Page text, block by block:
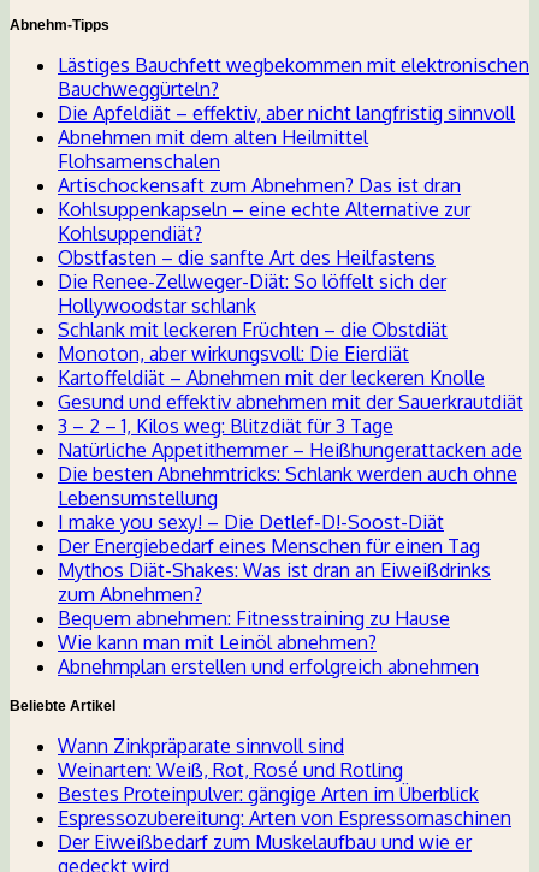
Abnehm-Tipps
Lästiges Bauchfett wegbekommen mit elektronischen
Bauchweggürteln?
Die Apfeldiät – effektiv, aber nicht langfristig sinnvoll
Abnehmen mit dem alten Heilmittel
Flohsamenschalen
Artischockensaft zum Abnehmen? Das ist dran
Kohlsuppenkapseln – eine echte Alternative zur
Kohlsuppendiät?
Obstfasten – die sanfte Art des Heilfastens
Die Renee-Zellweger-Diät: So löffelt sich der
Hollywoodstar schlank
Schlank mit leckeren Früchten – die Obstdiät
Monoton, aber wirkungsvoll: Die Eierdiät
Kartoffeldiät – Abnehmen mit der leckeren Knolle
Gesund und effektiv abnehmen mit der Sauerkrautdiät
3 – 2 – 1, Kilos weg: Blitzdiät für 3 Tage
Natürliche Appetithemmer – Heißhungerattacken ade
Die besten Abnehmtricks: Schlank werden auch ohne
Lebensumstellung
I make you sexy! – Die Detlef-D!-Soost-Diät
Der Energiebedarf eines Menschen für einen Tag
Mythos Diät-Shakes: Was ist dran an Eiweißdrinks
zum Abnehmen?
Bequem abnehmen: Fitnesstraining zu Hause
Wie kann man mit Leinöl abnehmen?
Abnehmplan erstellen und erfolgreich abnehmen
Beliebte Artikel
Wann Zinkpräparate sinnvoll sind
Weinarten: Weiß, Rot, Rosé und Rotling
Bestes Proteinpulver: gängige Arten im Überblick
Espressozubereitung: Arten von Espressomaschinen
Der Eiweißbedarf zum Muskelaufbau und wie er
gedeckt wird